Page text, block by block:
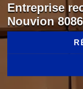
Entreprise
Nouvion